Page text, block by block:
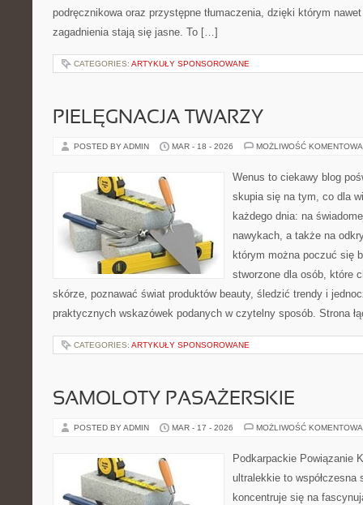
podręcznikowa oraz przystępne tłumaczenia, dzięki którym nawet
zagadnienia stają się jasne. To […]
CATEGORIES: ARTYKUŁY SPONSOROWANE
PIELĘGNACJA TWARZY
POSTED BY ADMIN MAR - 18 - 2026 MOŻLIWOŚĆ
Wenus to ciekawy blog
skupia się na tym, co dla
każdego dnia: na
nawykach, a także na
którym można poczuć się
stworzone dla osób, które
skórze, poznawać świat produktów beauty, śledzić trendy i
praktycznych wskazówek podanych w czytelny sposób. Strona
CATEGORIES: ARTYKUŁY SPONSOROWANE
SAMOLOTY PASAŻERSKIE
POSTED BY ADMIN MAR - 17 - 2026 MOŻLIWOŚĆ
Podkarpackie Powiązanie
ultralekkie to współczesna
koncentruje się na